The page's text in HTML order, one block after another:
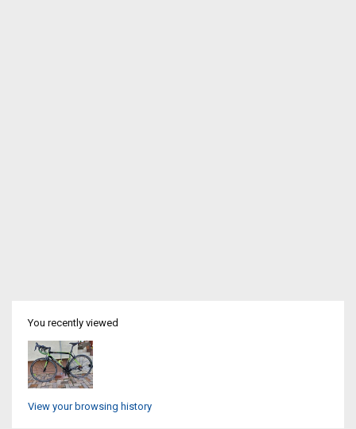
You recently viewed
View your browsing history